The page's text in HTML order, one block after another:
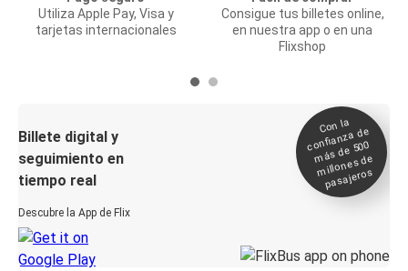
Utiliza Apple Pay, Visa y
tarjetas internacionales
Consigue tus billetes online,
en nuestra app o en una
Flixshop
Billete digital y
seguimiento en
tiempo real
Descubre la App de Flix
Con la
confianza de
más de 500
millones de
pasajeros